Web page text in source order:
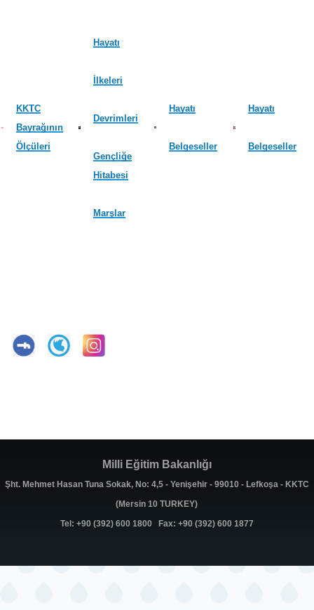
KKTC
Bayrağının
Ölçüleri
Hayatı
İlkeleri
Devrimleri
Gençliğe
Hitabesi
Marşlar
Hayatı
Belgeseller
Hayatı
Belgeseller
Milli Eğitim Bakanlığı
Şht. Mehmet Hasan Tuna Sokak, No: 4,5 - Yenişehir - 99010 - Lefkoşa - KKTC
(Mersin 10 TURKEY)
Tel: +90 (392) 600 1800 Fax: +90 (392) 600 1877